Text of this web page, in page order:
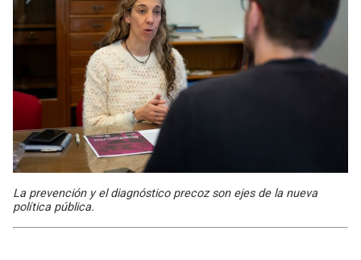
La prevención y el diagnóstico precoz son ejes de la nueva
política pública.